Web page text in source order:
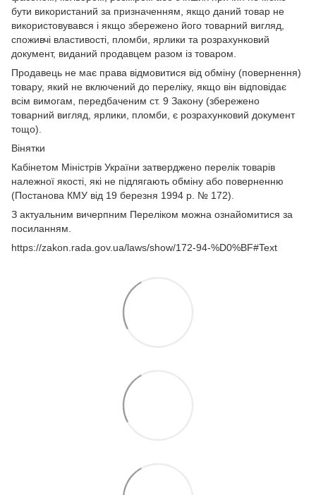
бути використаний за призначенням, якщо даний товар не
використовувався і якщо збережено його товарний вигляд,
споживчі властивості, пломби, ярлики та розрахунковий
документ, виданий продавцем разом із товаром.
Продавець не має права відмовитися від обміну (повернення)
товару, який не включений до переліку, якщо він відповідає
всім вимогам, передбаченим ст. 9 Закону (збережено
товарний вигляд, ярлики, пломби, є розрахунковий документ
тощо).
Вінятки
Кабінетом Міністрів України затверджено перелік товарів
належної якості, які не підлягають обміну або поверненню
(Постанова КМУ від 19 березня 1994 р. № 172).
З актуальним вичерпним Переліком можна ознайомитися за
посиланням.
https://zakon.rada.gov.ua/laws/show/172-94-%D0%BF#Text